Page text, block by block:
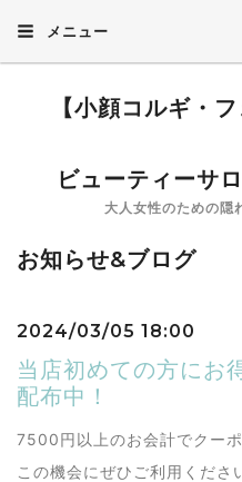
メニュー
【小顔コルギ・
ビューティーサ
大人女性のための隠
お知らせ&ブログ
2024/03/05 18:00
当店初めての方にお
配布中！
7500円以上のお会計でクーポ
この機会にぜひご利用くださ